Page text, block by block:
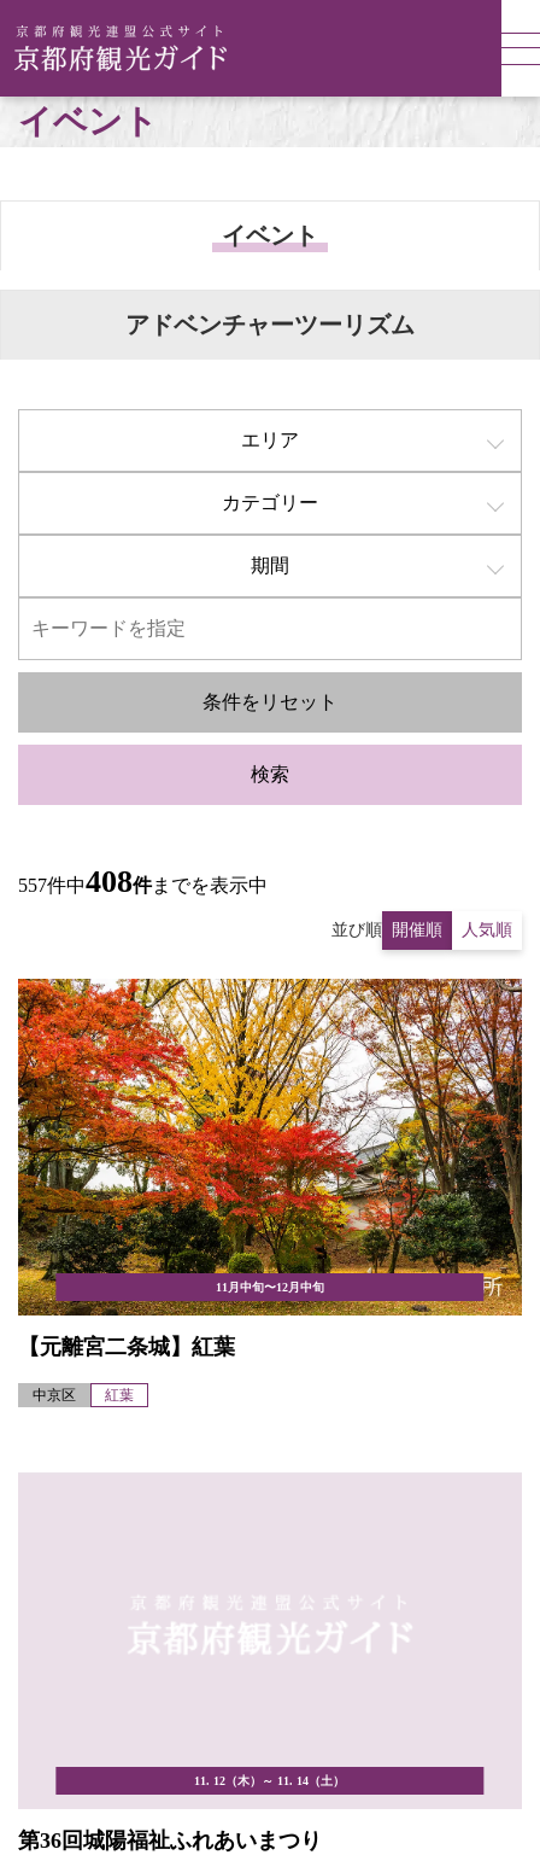
イベント
イベント
アドベンチャーツーリズム
エリア
カテゴリー
期間
条件をリセット
検索
557件中408件までを表示中
並び順 開催順 人気順
11月中旬〜12月中旬
【元離宮二条城】紅葉
中京区 紅葉
11. 12（木）～ 11. 14（土）
第36回城陽福祉ふれあいまつり